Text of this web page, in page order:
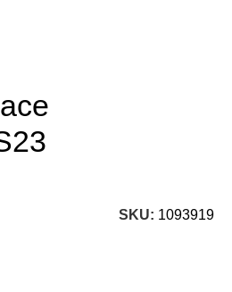
SKU: 1093919